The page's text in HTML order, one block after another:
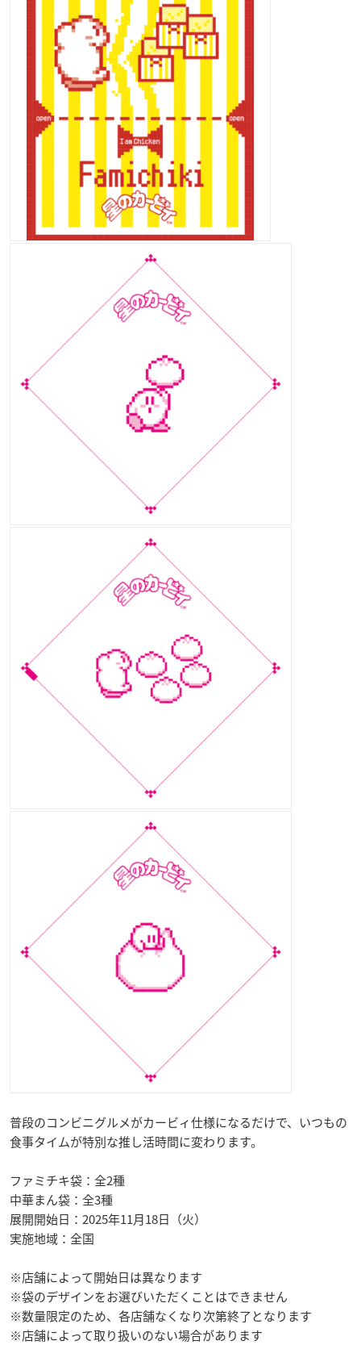
普段のコンビニグルメがカービィ仕様になるだけで、いつもの
食事タイムが特別な推し活時間に変わります。
ファミチキ袋：全2種
中華まん袋：全3種
展開開始日：2025年11月18日（火）
実施地域：全国
※店舗によって開始日は異なります
※袋のデザインをお選びいただくことはできません
※数量限定のため、各店舗なくなり次第終了となります
※店舗によって取り扱いのない場合があります